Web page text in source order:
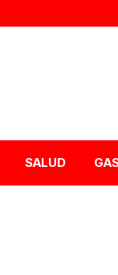
SALUD